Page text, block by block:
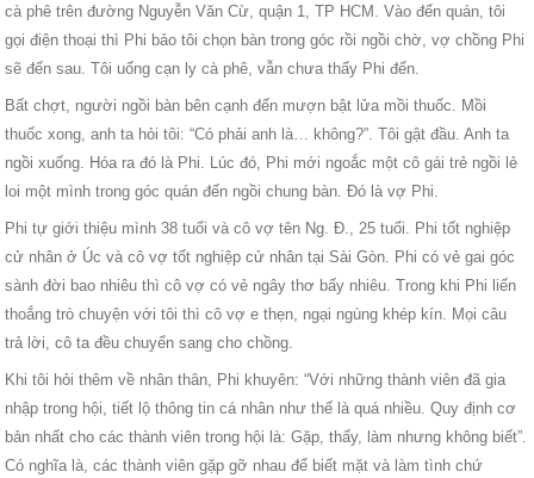
cà phê trên đường Nguyễn Văn Cừ, quận 1, TP HCM. Vào đến quán, tôi
gọi điện thoại thì Phi bảo tôi chọn bàn trong góc rồi ngồi chờ, vợ chồng Phi
sẽ đến sau. Tôi uống cạn ly cà phê, vẫn chưa thấy Phi đến.
Bất chợt, người ngồi bàn bên cạnh đến mượn bật lửa mồi thuốc. Mồi
thuốc xong, anh ta hỏi tôi: “Có phải anh là… không?”. Tôi gật đầu. Anh ta
ngồi xuống. Hóa ra đó là Phi. Lúc đó, Phi mới ngoắc một cô gái trẻ ngồi lẻ
loi một mình trong góc quán đến ngồi chung bàn. Đó là vợ Phi.
Phi tự giới thiệu mình 38 tuổi và cô vợ tên Ng. Đ., 25 tuổi. Phi tốt nghiệp
cử nhân ở Úc và cô vợ tốt nghiệp cử nhân tại Sài Gòn. Phi có vẻ gai góc
sành đời bao nhiêu thì cô vợ có vẻ ngây thơ bấy nhiêu. Trong khi Phi liến
thoắng trò chuyện với tôi thì cô vợ e thẹn, ngại ngùng khép kín. Mọi câu
trả lời, cô ta đều chuyển sang cho chồng.
Khi tôi hỏi thêm về nhân thân, Phi khuyên: “Với những thành viên đã gia
nhập trong hội, tiết lộ thông tin cá nhân như thế là quá nhiều. Quy định cơ
bản nhất cho các thành viên trong hội là: Gặp, thấy, làm nhưng không biết”.
Có nghĩa là, các thành viên gặp gỡ nhau để biết mặt và làm tình chứ